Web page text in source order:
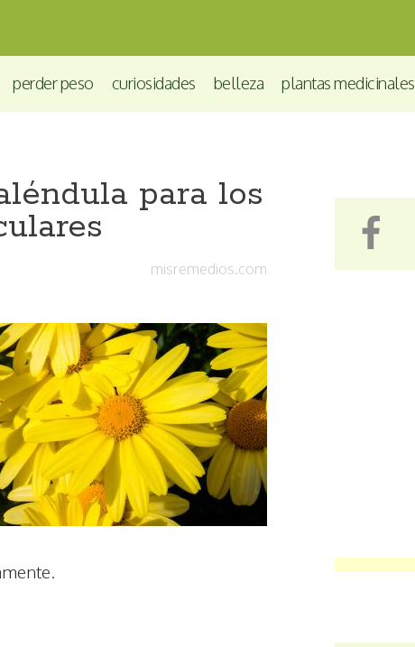
perder peso curiosidades belleza plantas medicinales
para los
misremedios.com